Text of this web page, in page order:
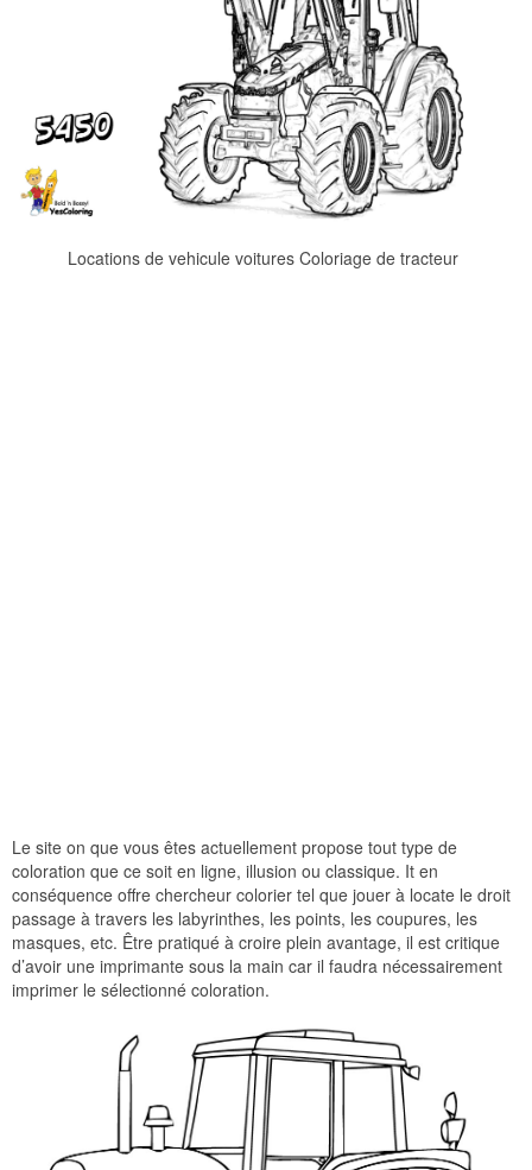
Locations de vehicule voitures Coloriage de tracteur
Le site on que vous êtes actuellement propose tout type de
coloration que ce soit en ligne, illusion ou classique. It en
conséquence offre chercheur colorier tel que jouer à locate le droit
passage à travers les labyrinthes, les points, les coupures, les
masques, etc. Être pratiqué à croire plein avantage, il est critique
d’avoir une imprimante sous la main car il faudra nécessairement
imprimer le sélectionné coloration.